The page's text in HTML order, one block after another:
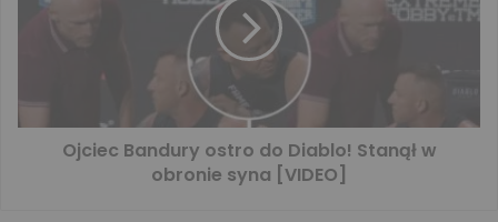
Ojciec Bandury ostro do Diablo! Stanął w
obronie syna [VIDEO]